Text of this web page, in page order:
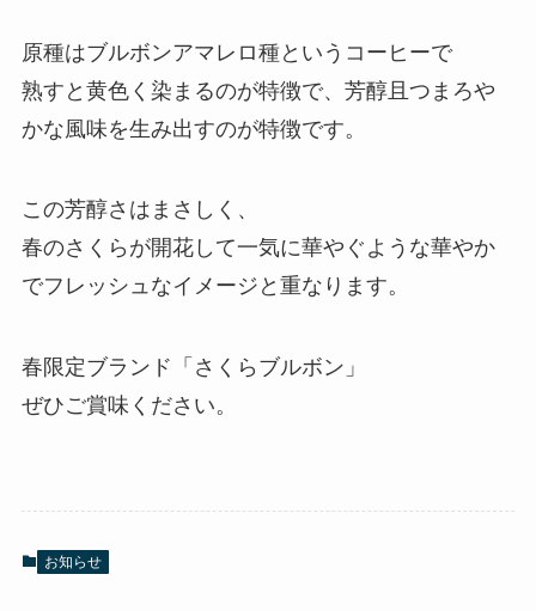
原種はブルボンアマレロ種というコーヒーで
熟すと黄色く染まるのが特徴で、芳醇且つまろや
かな風味を生み出すのが特徴です。
この芳醇さはまさしく、
春のさくらが開花して一気に華やぐような華やか
でフレッシュなイメージと重なります。
春限定ブランド「さくらブルボン」
ぜひご賞味ください。
お知らせ